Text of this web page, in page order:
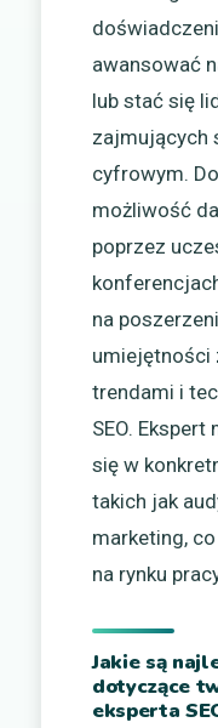
awansować
lub stać się
zajmujących
cyfrowym.
możliwość
poprzez
na
umiejętności
trendami i
SEO.
się w
takich jak
marketing,
na rynku
Jakie są
dotyczące
eksperta